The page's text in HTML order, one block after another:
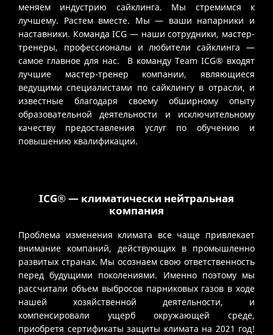
меняем индустрию сайклинга. Мы стремимся к
лучшему. Растем вместе. Мы — ваши напарники и
наставники. Команда ICG — наши сотрудники, мастер-
тренеры, профессионалы и любители сайклинга —
самое главное для нас. В команду Team ICG® входят
лучшие мастер-тренер компании, являющиеся
ведущими специалистами по сайклингу в отрасли, и
известные благодаря своему обширному опыту
образовательной деятельности и исключительному
качеству предоставления услуг по обучению и
повышению квалификации.
ICG® — климатически нейтральная
компания
Проблема изменения климата все чаще привлекает
внимание компаний, действующих в промышленно
развитых странах. Мы осознаем свою ответственность
перед будущими поколениями. Именно поэтому мы
рассчитали объем выбросов парниковых газов в ходе
нашей хозяйственной деятельности, и
компенсировали ущерб окружающей среде,
приобретя сертификаты защиты климата на 2021 год!